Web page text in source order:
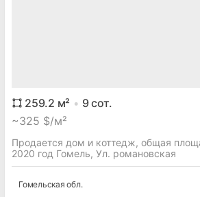
259.2 м² 9сот.
~325 $/м²
Продается дом и коттедж, общая
2020 год Гомель, Ул. романовская
Гомельская обл.